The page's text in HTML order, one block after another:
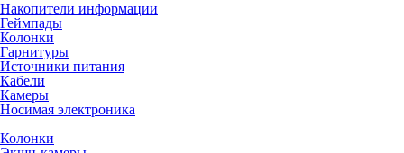
Накопители информации
Геймпады
Колонки
Гарнитуры
Источники питания
Кабели
Камеры
Носимая электроника
Колонки